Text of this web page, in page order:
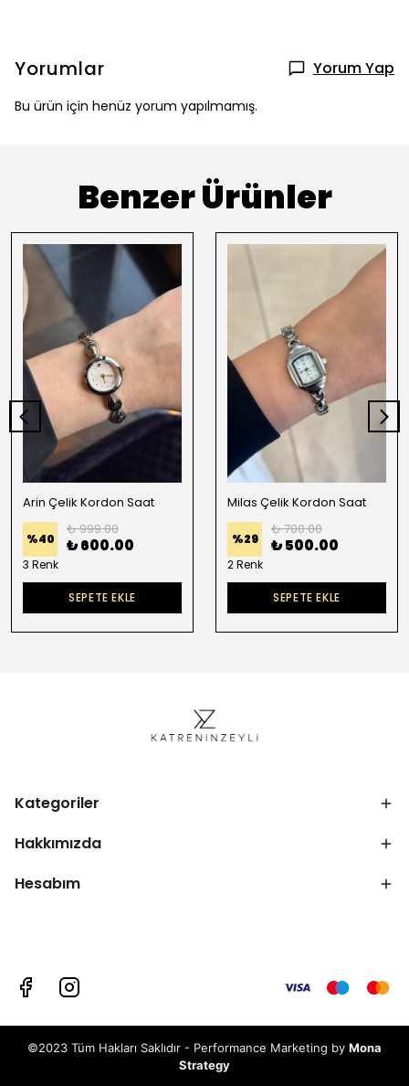
Yorumlar Yorum Yap
Bu ürün için henüz yorum yapılmamış.
Benzer Ürünler
Arin Çelik Kordon Saat
%40
₺ 999.00
₺ 600.00
3 Renk
SEPETE EKLE
Milas Çelik Kordon Saat
%29
₺ 700.00
₺ 500.00
2 Renk
SEPETE EKLE
Kategoriler
Hakkımızda
Hesabım
©2023 Tüm Hakları Saklıdır - Performance Marketing by Mona
Strategy